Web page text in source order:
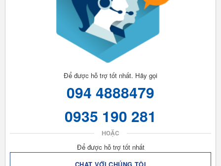
Để được hỗ trợ tốt nhất. Hãy gọi
094 4888479
0935 190 281
HOẶC
Để được hỗ trợ tốt nhất